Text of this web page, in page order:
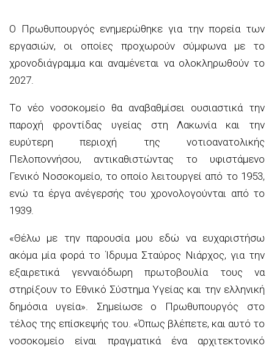
Ο Πρωθυπουργός ενημερώθηκε για την πορεία των
εργασιών, οι οποίες προχωρούν σύμφωνα με το
χρονοδιάγραμμα και αναμένεται να ολοκληρωθούν το
2027.
Το νέο νοσοκομείο θα αναβαθμίσει ουσιαστικά την
παροχή φροντίδας υγείας στη Λακωνία και την
ευρύτερη περιοχή της νοτιοανατολικής
Πελοποννήσου, αντικαθιστώντας το υφιστάμενο
Γενικό Νοσοκομείο, το οποίο λειτουργεί από το 1953,
ενώ τα έργα ανέγερσής του χρονολογούνται από το
1939.
«Θέλω με την παρουσία μου εδώ να ευχαριστήσω
ακόμα μία φορά το Ίδρυμα Σταύρος Νιάρχος, για την
εξαιρετικά γενναιόδωρη πρωτοβουλία τους να
στηρίξουν το Εθνικό Σύστημα Υγείας και την ελληνική
δημόσια υγεία». Σημείωσε ο Πρωθυπουργός στο
τέλος της επίσκεψής του. «Όπως βλέπετε, και αυτό το
νοσοκομείο είναι πραγματικά ένα αρχιτεκτονικό